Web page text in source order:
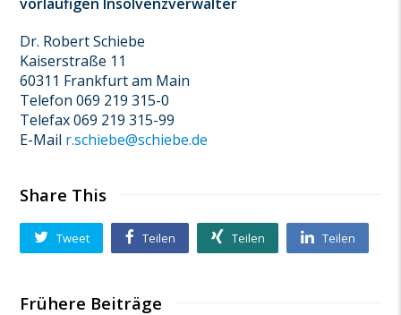
Dr. Robert Schiebe
Kaiserstraße 11
60311 Frankfurt am Main
Telefon 069 219 315-0
Telefax 069 219 315-99
E-Mail r.schiebe@schiebe.de
Share This
Tweet Teilen Teilen Teilen
Frühere Beiträge